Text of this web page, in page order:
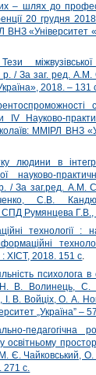
– шлях до
20 грудня
ВНЗ «Університет
міжвузівської
р. / За заг. ред. А.М.
2018. – 131
IV Науково-
ММІРЛ ВНЗ
людини в
науково-
/ За заг.ред. А.М.
С.В.
СПД Румянцева Г.В.,
технології :
ХІСТ, 2018. 151 с.
психолога в
Н. В. Волинець,
В. Войціх, О. А.
„Україна” –
педагогічна
освітньому
Є. Чайковський, О.
271 с.